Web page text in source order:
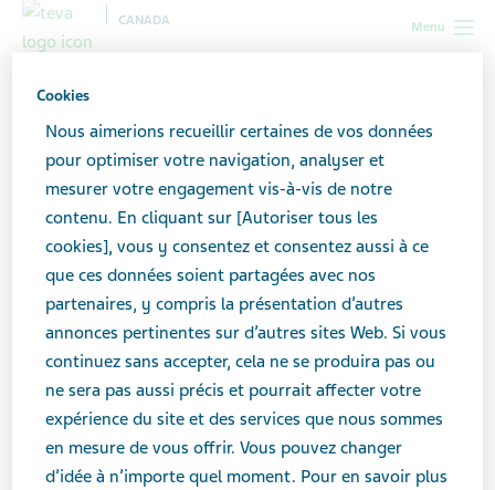
Menu
CANADA
Canada
6 conseils pour contrer
l’anxiété sociale lors de
rencontres amoureuses
Cookies
Nous aimerions recueillir certaines de vos données
pour optimiser votre navigation, analyser et
mesurer votre engagement vis-à-vis de notre
contenu. En cliquant sur [Autoriser tous les
cookies], vous y consentez et consentez aussi à ce
que ces données soient partagées avec nos
partenaires, y compris la présentation d’autres
annonces pertinentes sur d’autres sites Web. Si vous
continuez sans accepter, cela ne se produira pas ou
ne sera pas aussi précis et pourrait affecter votre
expérience du site et des services que nous sommes
en mesure de vous offrir. Vous pouvez changer
d’idée à n’importe quel moment. Pour en savoir plus